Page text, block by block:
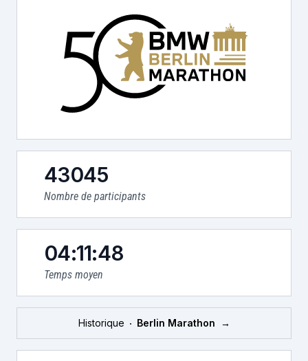
Nombre de participants
43045
Temps moyen
04:11:48
Historique Berlin Marathon →